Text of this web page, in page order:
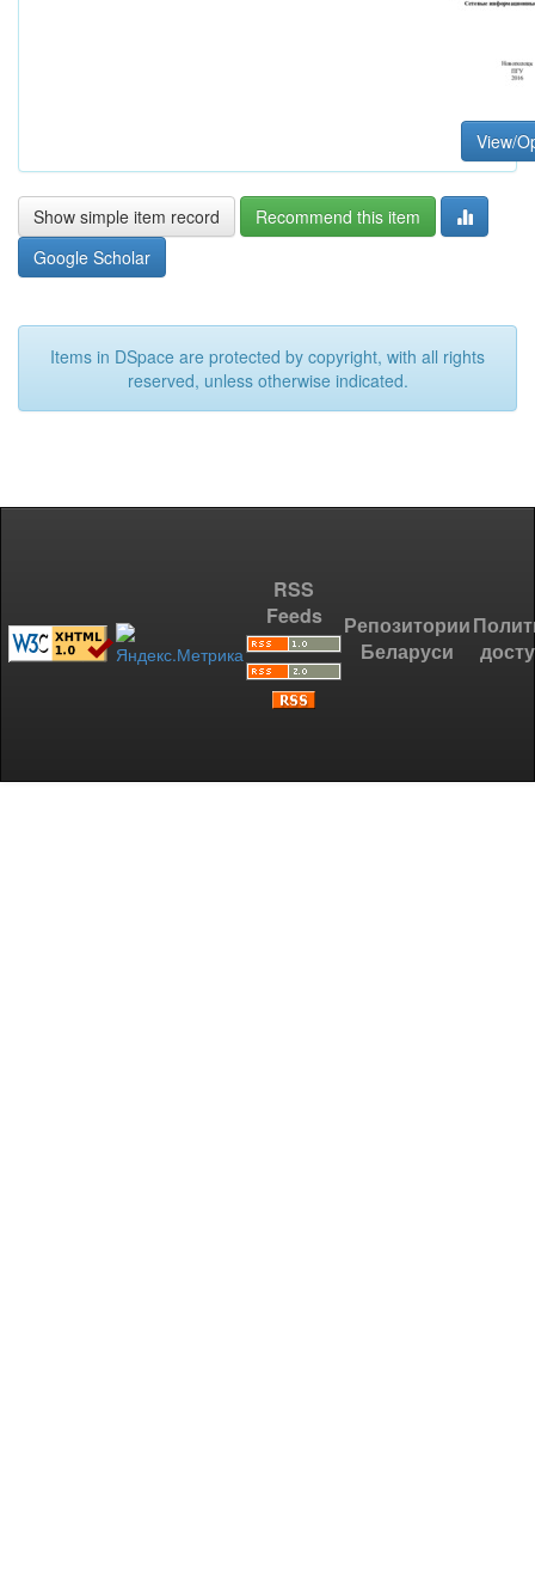
View/
Show simple item record
Recommend this item
Google Scholar
Items in DSpace are protected by copyright, with all rights
reserved, unless otherwise indicated.
RSS
Feeds
Репозитории
Беларуси